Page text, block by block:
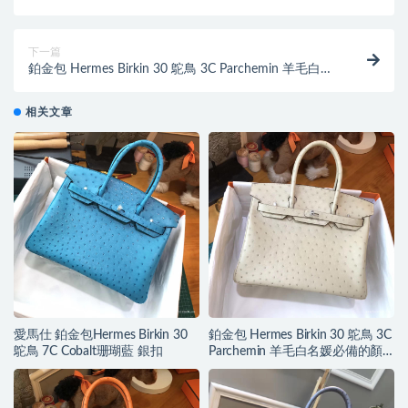
下一篇
鉑金包 Hermes Birkin 30 鴕鳥 3C Parchemin 羊毛白名
相关文章
愛馬仕 鉑金包Hermes Birkin 30
鴕鳥 7C Cobalt珊瑚藍 銀扣
鉑金包 Hermes Birkin 30 鴕鳥 3C
Parchemin 羊毛白名媛必備的顏
色